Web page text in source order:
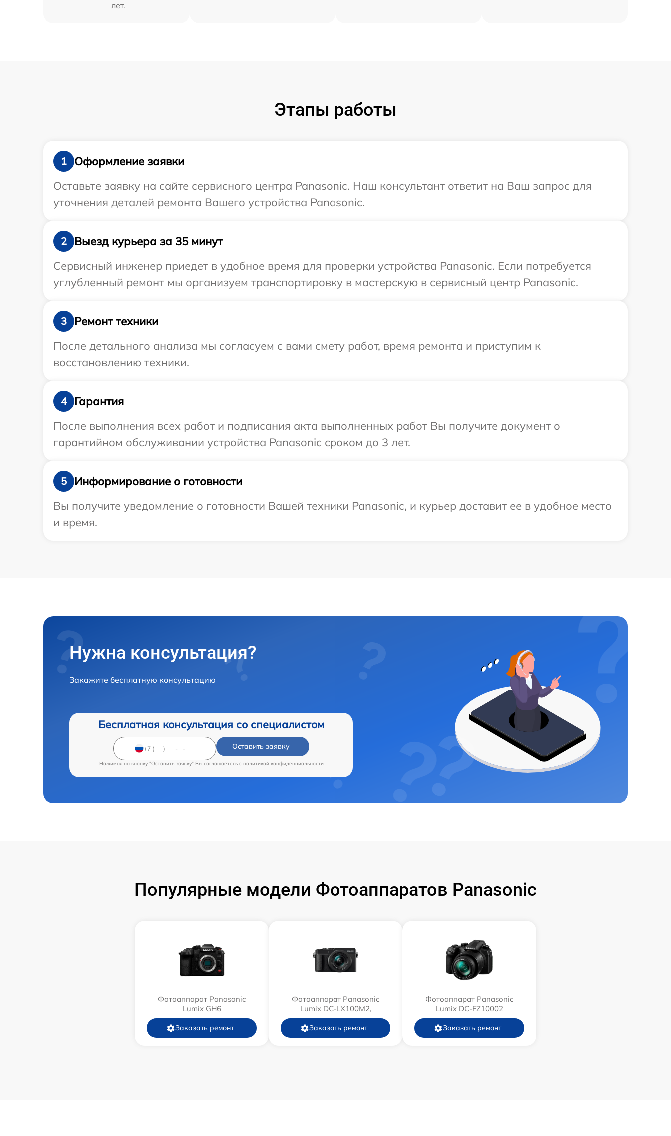
лет.
Этапы работы
1
Оформление заявки
Оставьте заявку на сайте сервисного центра Panasonic. Наш консультант ответит на Ваш запрос для
уточнения деталей ремонта Вашего устройства Panasonic.
2
Выезд курьера за 35 минут
Сервисный инженер приедет в удобное время для проверки устройства Panasonic. Если потребуется
углубленный ремонт мы организуем транспортировку в мастерскую в сервисный центр Panasonic.
3
Ремонт техники
После детального анализа мы согласуем с вами смету работ, время ремонта и приступим к
восстановлению техники.
4
Гарантия
После выполнения всех работ и подписания акта выполненных работ Вы получите документ о
гарантийном обслуживании устройства Panasonic сроком до 3 лет.
5
Информирование о готовности
Вы получите уведомление о готовности Вашей техники Panasonic, и курьер доставит ее в удобное место
и время.
Нужна консультация?
Закажите бесплатную консультацию
Бесплатная консультация со специалистом
Оставить заявку
Нажимая на кнопку "Оставить заявку" Вы соглашаетесь c политикой конфиденциальности
Популярные модели Фотоаппаратов Panasonic
Фотоаппарат Panasonic
Lumix GH6
Заказать ремонт
Фотоаппарат Panasonic
Lumix DC-LX100M2,
Заказать ремонт
Фотоаппарат Panasonic
Lumix DC-FZ10002
Заказать ремонт